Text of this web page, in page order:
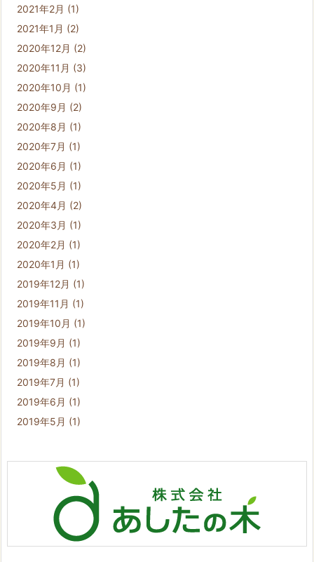
2021年2月 (1)
2021年1月 (2)
2020年12月 (2)
2020年11月 (3)
2020年10月 (1)
2020年9月 (2)
2020年8月 (1)
2020年7月 (1)
2020年6月 (1)
2020年5月 (1)
2020年4月 (2)
2020年3月 (1)
2020年2月 (1)
2020年1月 (1)
2019年12月 (1)
2019年11月 (1)
2019年10月 (1)
2019年9月 (1)
2019年8月 (1)
2019年7月 (1)
2019年6月 (1)
2019年5月 (1)